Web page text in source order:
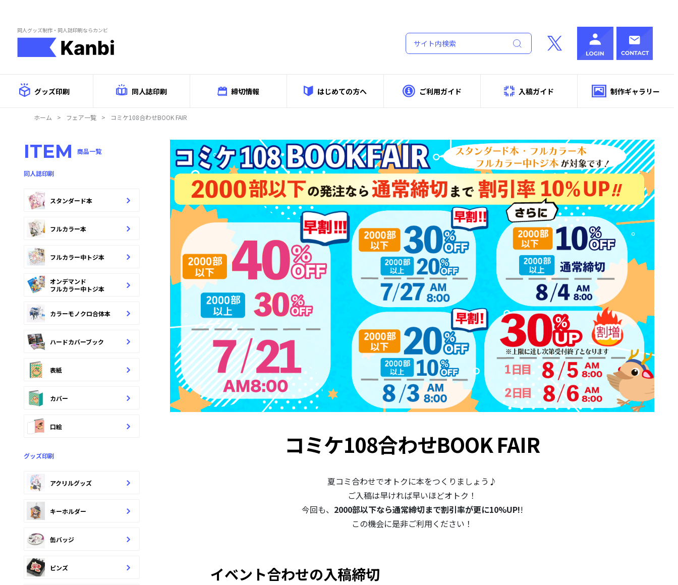
同人グッズ制作・同人誌印刷ならカンビ
グッズ印刷 同人誌印刷 締切情報 はじめての方へ ご利用ガイド 入稿ガイド 制作ギャラリー
ホーム > フェア一覧 > コミケ108合わせBOOK FAIR
ITEM 商品一覧
同人誌印刷
スタンダード本
フルカラー本
フルカラー中トジ本
オンデマンド
フルカラー中トジ本
カラーモノクロ合体本
ハードカバーブック
表紙
カバー
口絵
グッズ印刷
アクリルグッズ
キーホルダー
缶バッジ
ピンズ
コミケ108合わせBOOK FAIR
夏コミ合わせでオトクに本をつくりましょう♪
ご入稿は早ければ早いほどオトク！
今回も、 2000部以下なら通常締切まで割引率が更に10%UP!!
この機会に是非ご利用ください！
イベント合わせの入稿締切